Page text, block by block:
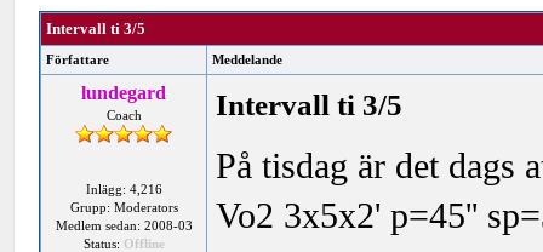
Intervall ti 3/5
Författare Meddelande
lundegard
Coach
Inlägg: 4,216
Grupp: Moderators
Medlem sedan: 2008-03
Status: Offline
Intervall ti 3/5
På tisdag är det dags
Vo2 3x5x2' p=45''